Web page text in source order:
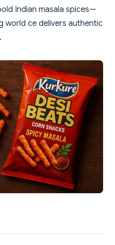
Indian masala spices—
world ce delivers authentic